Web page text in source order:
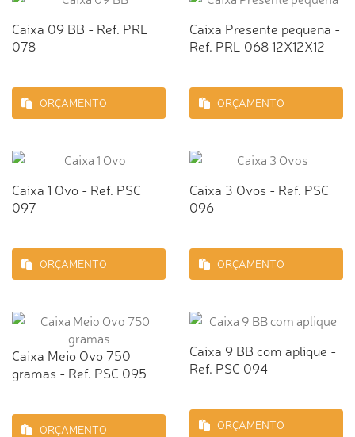
Caixa 09 BB - Ref. PRL
078
ORÇAMENTO
Caixa Presente pequena -
Ref. PRL 068 12X12X12
ORÇAMENTO
Caixa 1 Ovo - Ref. PSC
097
ORÇAMENTO
Caixa 3 Ovos - Ref. PSC
096
ORÇAMENTO
Caixa Meio Ovo 750
gramas - Ref. PSC 095
ORÇAMENTO
Caixa 9 BB com aplique -
Ref. PSC 094
ORÇAMENTO